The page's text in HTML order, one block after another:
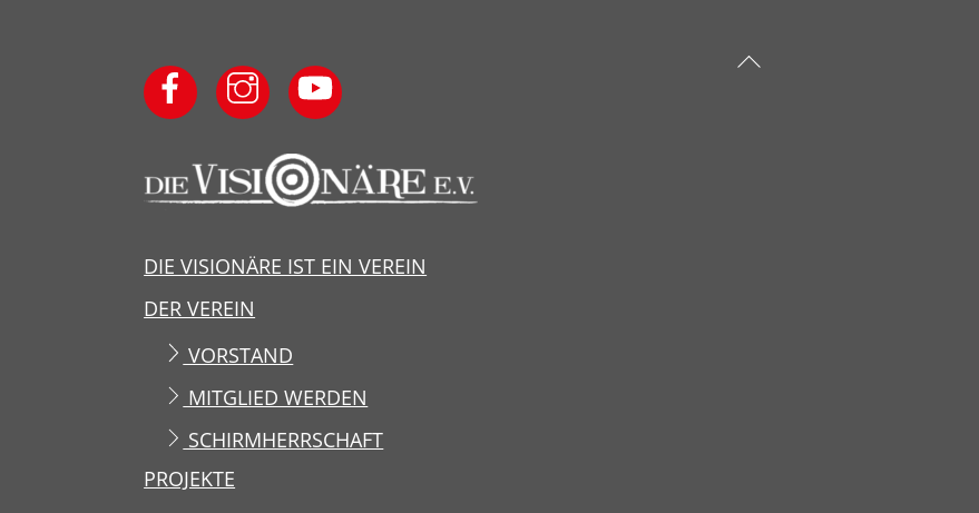
Back
DIE VISIONÄRE IST EIN VEREIN
DER VEREIN
VORSTAND
MITGLIED WERDEN
SCHIRMHERRSCHAFT
PROJEKTE